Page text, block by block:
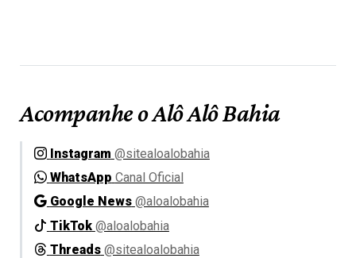
Acompanhe o Alô Alô Bahia
Instagram @sitealoalobahia
WhatsApp Canal Oficial
Google News @aloalobahia
TikTok @aloalobahia
Threads @sitealoalobahia